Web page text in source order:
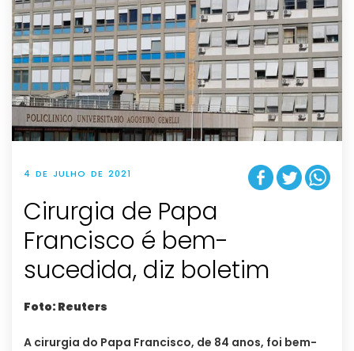
4 DE JULHO DE 2021
Cirurgia de Papa
Francisco é bem-
sucedida, diz boletim
Foto: Reuters
A cirurgia do Papa Francisco, de 84 anos, foi bem-